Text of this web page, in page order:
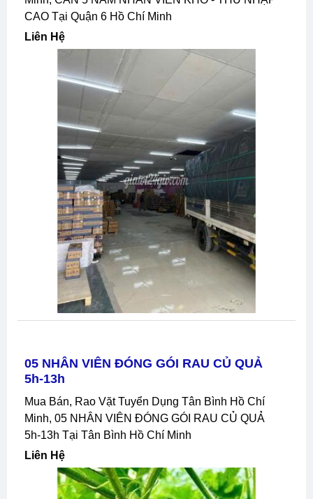
CAO Tại Quận 6 Hồ Chí Minh
Liên Hệ
05 NHÂN VIÊN ĐÓNG GÓI RAU CỦ QUẢ
5h-13h
Mua Bán, Rao Vặt Tuyển Dụng Tân Bình Hồ Chí
Minh, 05 NHÂN VIÊN ĐÓNG GÓI RAU CỦ QUẢ
5h-13h Tại Tân Bình Hồ Chí Minh
Liên Hệ